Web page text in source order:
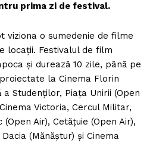
prima zi de festival.
viziona o sumedenie de filme
locații. Festivalul de film
și durează 10 zile, până pe
la Cinema Florin
a Studenților, Piața Unirii (Open
Victoria, Cercul Militar,
Air), Cetățuie (Open Air),
(Mănăștur) și Cinema